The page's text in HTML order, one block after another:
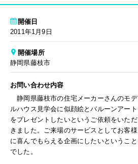
開催日
2011年1月9日
開催場所
静岡県藤枝市
お問い合わせ内容
静岡県藤枝市の住宅メーカーさんのモデ
ルハウス見学会に似顔絵とバルーンアート
をプレゼントしたいというご依頼をいただ
きました。ご来場のサービスとしてお客様
に喜んでもらえる企画にしたいということ
でした。